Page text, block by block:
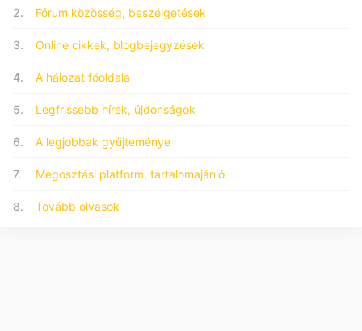
2. Fórum közösség, beszélgetések
3. Online cikkek, blogbejegyzések
4. A hálózat főoldala
5. Legfrissebb hírek, újdonságok
6. A legjobbak gyűjteménye
7. Megosztási platform, tartalomajánló
8. Tovább olvasok